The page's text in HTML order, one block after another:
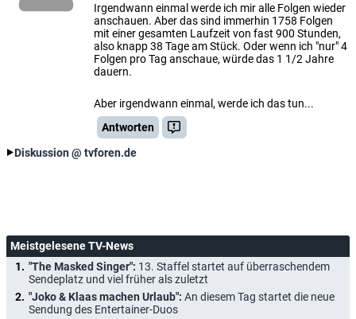
Irgendwann einmal werde ich mir alle Folgen wieder
anschauen. Aber das sind immerhin 1758 Folgen
mit einer gesamten Laufzeit von fast 900 Stunden,
also knapp 38 Tage am Stück. Oder wenn ich "nur" 4
Folgen pro Tag anschaue, würde das 1 1/2 Jahre
dauern.
Aber irgendwann einmal, werde ich das tun...
Antworten
Diskussion @ tvforen.de
Meistgelesene TV-News
"The Masked Singer": 13. Staffel startet auf überraschendem
Sendeplatz und viel früher als zuletzt
"Joko & Klaas machen Urlaub": An diesem Tag startet die neue
Sendung des Entertainer-Duos